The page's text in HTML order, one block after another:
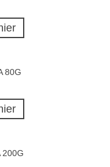
80G
200G